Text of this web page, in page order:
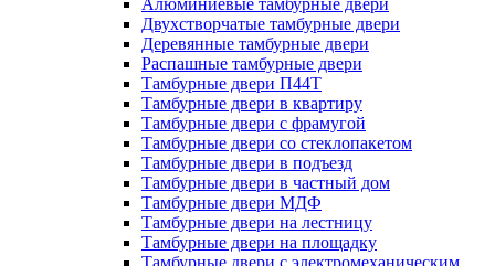
Алюминиевые тамбурные двери
Двухстворчатые тамбурные двери
Деревянные тамбурные двери
Распашные тамбурные двери
Тамбурные двери П44Т
Тамбурные двери в квартиру
Тамбурные двери с фрамугой
Тамбурные двери со стеклопакетом
Тамбурные двери в подъезд
Тамбурные двери в частный дом
Тамбурные двери МДФ
Тамбурные двери на лестницу
Тамбурные двери на площадку
Тамбурные двери с электромеханическим